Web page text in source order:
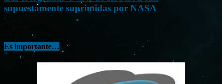
supuestamente suprimidas por NASA
Es importante…